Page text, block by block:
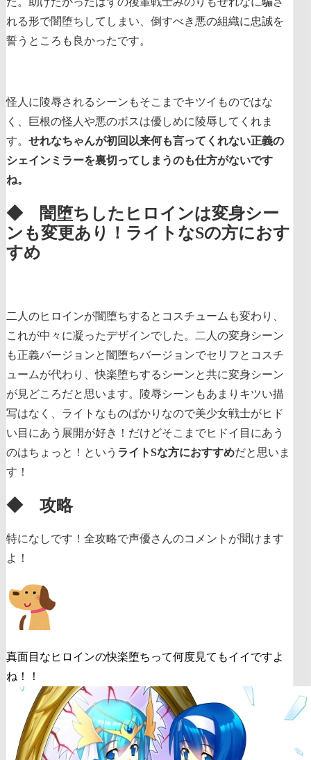
れる形で闇堕ちしてしまい、倒すべき悪の組織に忠誠を
誓うところも良かったです。
怪人に陵辱されるシーンもそこまでキツイものではな
く、巨根の怪人や悪のボスは優しめに陵辱してくれま
す。 せれなちゃんが初回以来何も言ってくれない正義の
シェインミラーを裏切ってしまうのも仕方がないです
ね。
◆ 闇堕ちしたヒロインは変身シー
ンも変更あり！ライトなSの方におす
すめ
二人のヒロインが闇堕ちするとコスチュームも変わり、
これが中々に凝ったデザインでした。二人の変身シーン
も正義バージョンと闇堕ちバージョンでセリフとコスチ
ュームが代わり、快楽堕ちするシーンと共に変身シーン
が見どころだと思います。陵辱シーンもあまりキツい描
写はなく、ライトなものばかりなので美少女戦士がヒド
い目にあう展開が好き！だけどそこまでヒドイ目にあう
のはちょっと！という ライトSな方におすすめだと思いま
す！
◆ 攻略
特になしです！全攻略で声優さんのコメントが聞けます
よ！
真面目なヒロインの快楽堕ちって何度見てもイイですよ
ね！！